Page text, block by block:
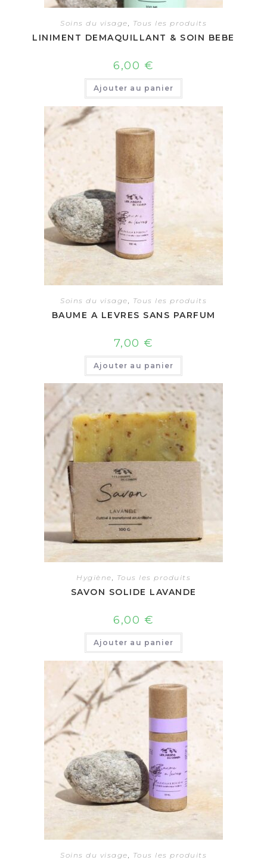
Soins du visage, Tous les produits
LINIMENT DEMAQUILLANT & SOIN BEBE
6,00 €
Ajouter au panier
Soins du visage Tous les produits
BAUME A LEVRES SANS PARFUM
7,00 €
Ajouter au panier
Hygiène, Tous les produits
SAVON SOLIDE LAVANDE
6,00 €
Ajouter au panier
Soins du visage Tous les produits